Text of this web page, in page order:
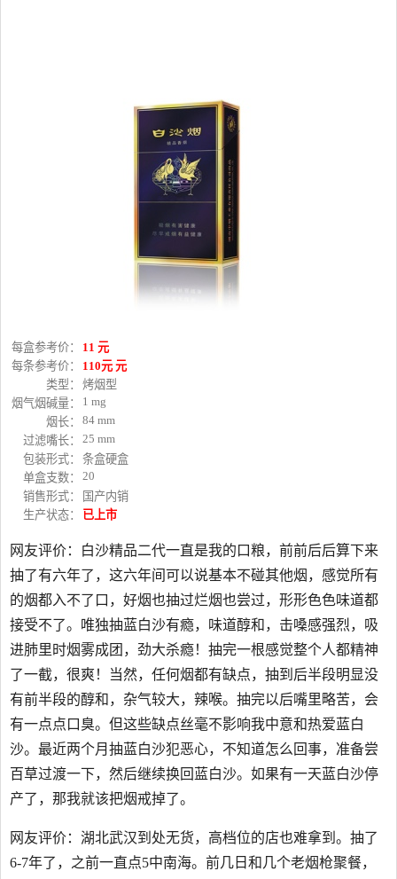
每盒参考价：
11 元
每条参考价：
110元 元
类型：
烤烟型
烟气烟碱量：
1 mg
烟长：
84 mm
过滤嘴长：
25 mm
包装形式：
条盒硬盒
单盒支数：
20
销售形式：
国产内销
生产状态：
已上市
网友评价：白沙精品二代一直是我的口粮，前前后后算下来
抽了有六年了，这六年间可以说基本不碰其他烟，感觉所有
的烟都入不了口，好烟也抽过烂烟也尝过，形形色色味道都
接受不了。唯独抽蓝白沙有瘾，味道醇和，击嗓感强烈，吸
进肺里时烟雾成团，劲大杀瘾！抽完一根感觉整个人都精神
了一截，很爽！当然，任何烟都有缺点，抽到后半段明显没
有前半段的醇和，杂气较大，辣喉。抽完以后嘴里略苦，会
有一点点口臭。但这些缺点丝毫不影响我中意和热爱蓝白
沙。最近两个月抽蓝白沙犯恶心，不知道怎么回事，准备尝
百草过渡一下，然后继续换回蓝白沙。如果有一天蓝白沙停
产了，那我就该把烟戒掉了。
网友评价：湖北武汉到处无货，高档位的店也难拿到。抽了
6-7年了，之前一直点5中南海。前几日和几个老烟枪聚餐，